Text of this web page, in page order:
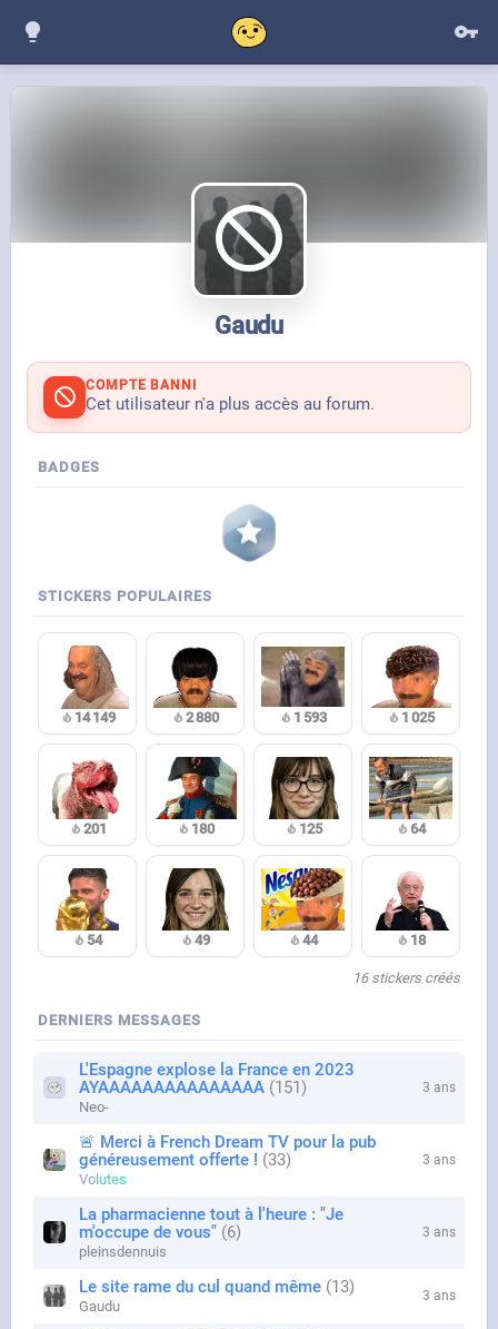
Gaudu
COMPTE BANNI
Cet utilisateur n'a plus accès au forum.
BADGES
STICKERS POPULAIRES
14 149 2 880 1 593 1 025
201 180 125 64
54 49 44 18
16 stickers créés
DERNIERS MESSAGES
L'Espagne explose la France en 2023
AYAAAAAAAAAAAAAAA 151
Neo-
3 ans
🚨 Merci à French Dream TV pour la pub
généreusement offerte ! 33
Volutes
3 ans
La pharmacienne tout à l'heure : "Je
m'occupe de vous" 6
pleinsdennuis
3 ans
Le site rame du cul quand même 13
Gaudu
3 ans